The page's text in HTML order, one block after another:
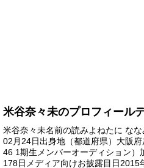
米谷奈々未のプロフィール
米谷奈々未名前の読みよねたに な
02月24日出身地（都道府県）大阪
46 1期生メンバーオーディション
178日メディア向けお披露目日2015